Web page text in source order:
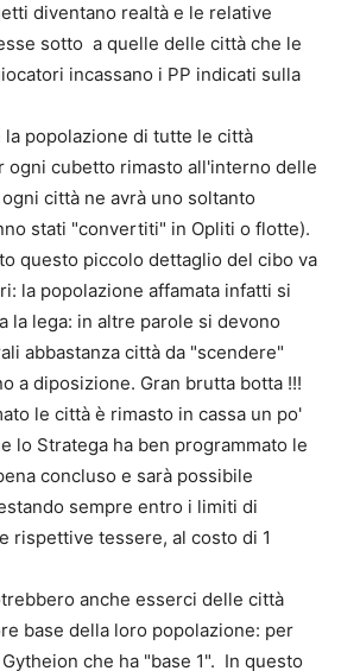
diventano realtà e le relative
sotto a quelle delle città che le
incassano i PP indicati sulla
popolazione di tutte le città
ogni cubetto rimasto all'interno delle
città ne avrà uno soltanto
stati "convertiti" in Opliti o flotte).
questo piccolo dettaglio del cibo va
la popolazione affamata infatti si
la lega: in altre parole si devono
abbastanza città da "scendere"
a diposizione. Gran brutta botta !!!
le città è rimasto in cassa un po'
lo Stratega ha ben programmato le
concluso e sarà possibile
sempre entro i limiti di
rispettive tessere, al costo di 1
anche esserci delle città
base della loro popolazione: per
che ha "base 1". In questo